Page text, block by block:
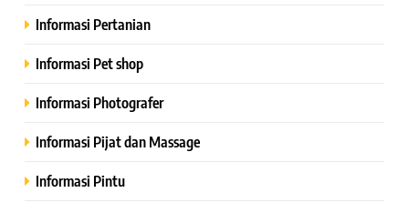
Informasi Pertanian
Informasi Pet shop
Informasi Photografer
Informasi Pijat dan Massage
Informasi Pintu